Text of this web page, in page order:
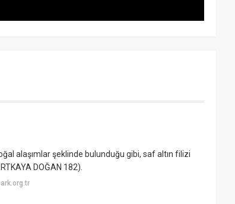
alaşımlar şeklinde bulunduğu gibi, saf altın filizi
DOĞAN 182).